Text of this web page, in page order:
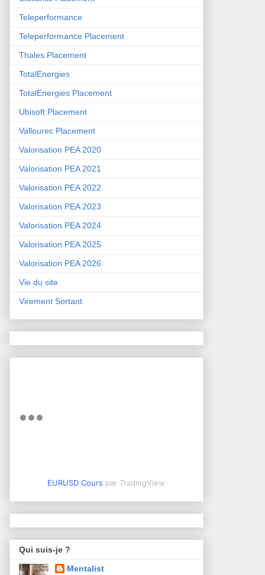
Teleperformance
Teleperformance Placement
Thales Placement
TotalEnergies
TotalEnergies Placement
Ubisoft Placement
Vallourec Placement
Valorisation PEA 2020
Valorisation PEA 2021
Valorisation PEA 2022
Valorisation PEA 2023
Valorisation PEA 2024
Valorisation PEA 2025
Valorisation PEA 2026
Vie du site
Virement Sortant
EURUSD Cours par TradingView
Qui suis-je ?
Mentalist